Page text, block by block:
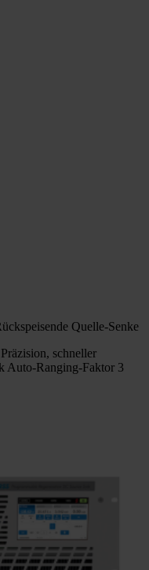
Quelle-Senke
schneller
Auto-Ranging-Faktor 3